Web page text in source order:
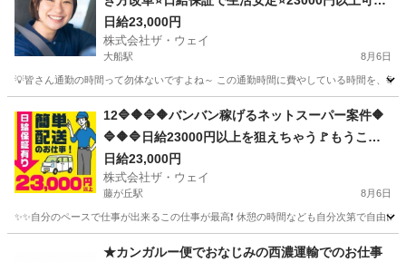
なネットスーパー🔥
日給23,000円
株式会社ザ・ウェイ
大船駅 8月6日
💡皆さん通勤の時間って勿体ないですよね～ この通勤時間に費やしている時間を、
大船駅 ドライバー ネットスーパー
12🔷🔶🔷🔶バンバン稼げるネットスーパー案件🔶
🔷🔶🔷日給23000円以上を狙えちゃう🚩もうここ
で決まりだね❗️❗️❗️
日給23,000円
株式会社ザ・ウェイ
藤が丘駅 8月6日
✨✨自分のペースで仕事が出来るこの仕事が最高❗️ 休憩の時間なども自分次第で自由
藤が丘駅 ドライバー ネットスーパー
★カンガルー便でおなじみの西濃運輸でのお仕事